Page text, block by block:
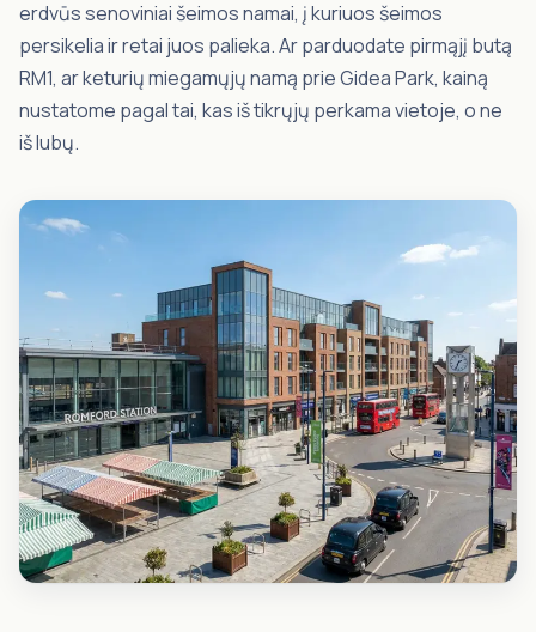
erdvūs senoviniai šeimos namai, į kuriuos šeimos
persikelia ir retai juos palieka. Ar parduodate pirmąjį butą
RM1, ar keturių miegamųjų namą prie Gidea Park, kainą
nustatome pagal tai, kas iš tikrųjų perkama vietoje, o ne
iš lubų.